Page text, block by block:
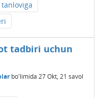
tanloviga
tadbiri uchun
bo'limida 27 Okt, 21 savol